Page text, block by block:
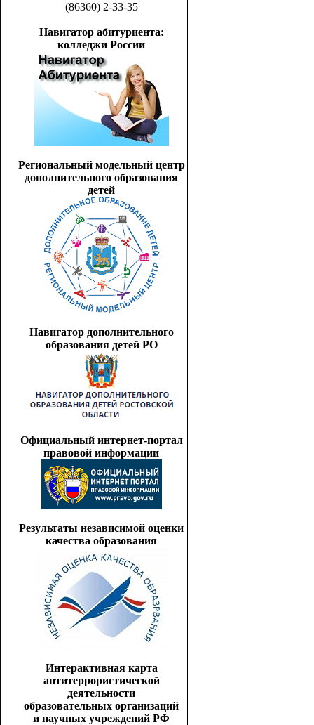
(86360) 2-33-35
Навигатор абитуриента:
колледжи России
Региональный модельный центр
дополнительного образования
детей
Навигатор дополнительного
образования детей РО
Официальный интернет-портал
правовой информации
Результаты независимой оценки
качества образования
Интерактивная карта
антитеррористической
деятельности
образовательных организаций
и научных учреждений РФ